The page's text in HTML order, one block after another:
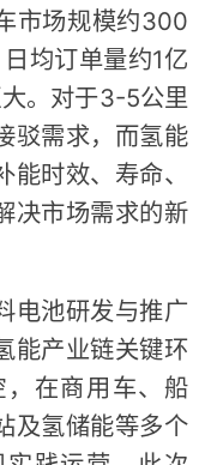
市场规模约300
均订单量约1亿
。对于3-5公里
驳需求，而氢能
时效、寿命、
决市场需求的新
电池研发与推广
能产业链关键环
在商用车、船
及氢储能等多个